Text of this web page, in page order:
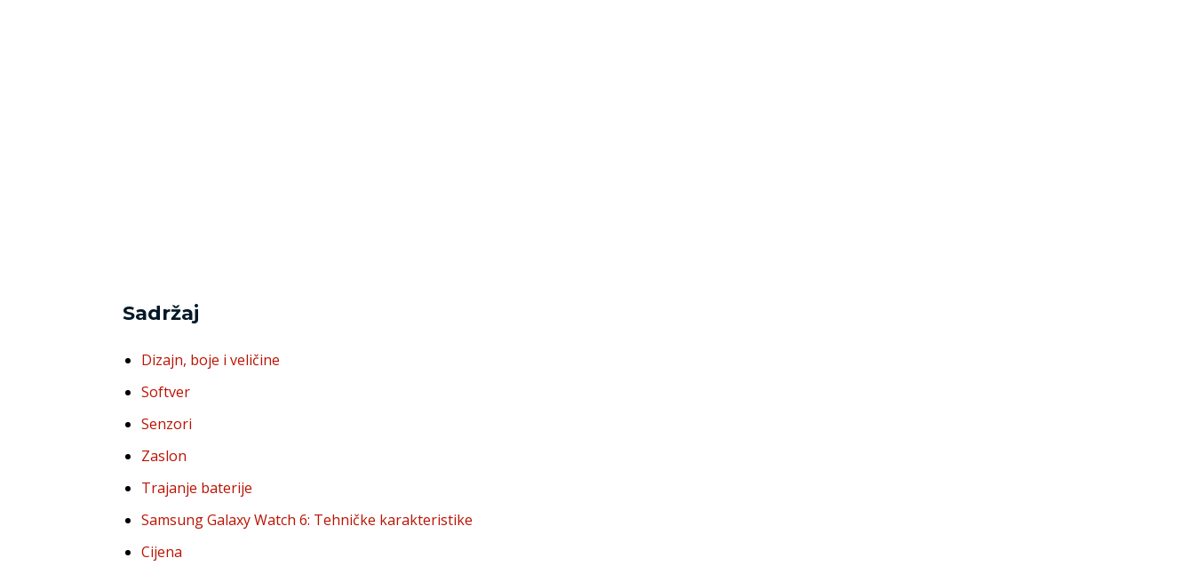
Sadržaj
Dizajn, boje i veličine
Softver
Senzori
Zaslon
Trajanje baterije
Samsung Galaxy Watch 6: Tehničke karakteristike
Cijena